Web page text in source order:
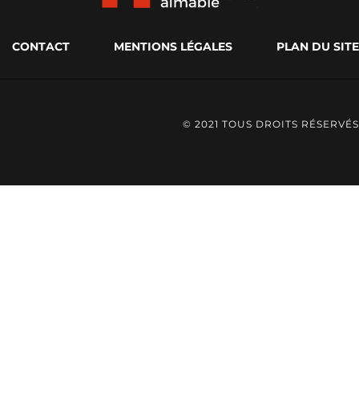
CONTACT MENTIONS LÉGALES PLAN DU SITE
© 2021 TOUS DROITS RÉSERVÉS